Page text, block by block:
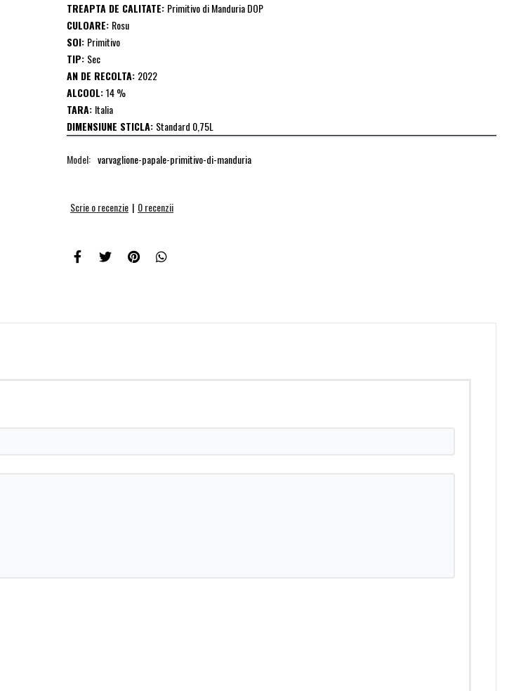
TREAPTA DE CALITATE: Primitivo di Manduria DOP
CULOARE: Rosu
SOI: Primitivo
TIP: Sec
AN DE RECOLTA: 2022
ALCOOL:14 %
TARA: Italia
DIMENSIUNE STICLA: Standard 0,75L
Model: varvaglione-papale-primitivo-di-manduria
Scrie o recenzie | 0 recenzii